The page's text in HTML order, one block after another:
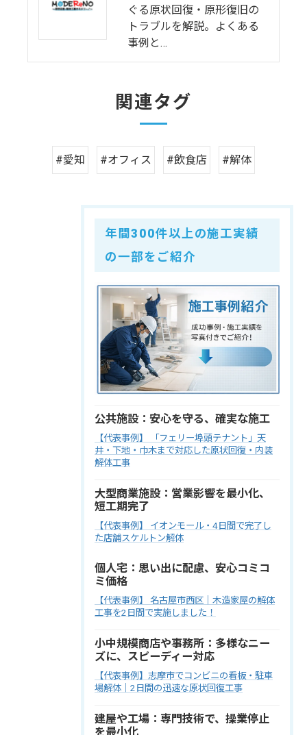
ぐる原状回復・原形復旧の
トラブルを解説。よくある
事例と…
関連タグ
#愛知 #オフィス #飲食店 #解体
年間300件以上の施工実績
の一部をご紹介
公共施設：安心を守る、確実な施工
【代表事例】 「フェリー埠頭テナント」天
井・下地・巾木まで対応した原状回復・内装
解体工事
大型商業施設：営業影響を最小化、
短工期完了
【代表事例】 イオンモール・4日間で完了し
た店舗スケルトン解体
個人宅：思い出に配慮、安心コミコ
ミ価格
【代表事例】 名古屋市西区｜木造家屋の解体
工事を2日間で実施しました！
小中規模商店や事務所：多様なニー
ズに、スピーディー対応
【代表事例】志摩市でコンビニの看板・駐車
場解体｜2日間の迅速な原状回復工事
建屋や工場：専門技術で、操業停止
を最小化